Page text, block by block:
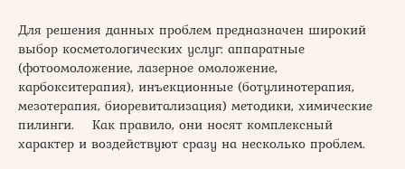
Для решения данных проблем предназначен широкий
выбор косметологических услуг: аппаратные
(фотоомоложение, лазерное омоложение,
карбокситерапия), инъекционные (ботулинотерапия,
мезотерапия, биоревитализация) методики, химические
пилинги. Как правило, они носят комплексный
характер и воздействуют сразу на несколько проблем.